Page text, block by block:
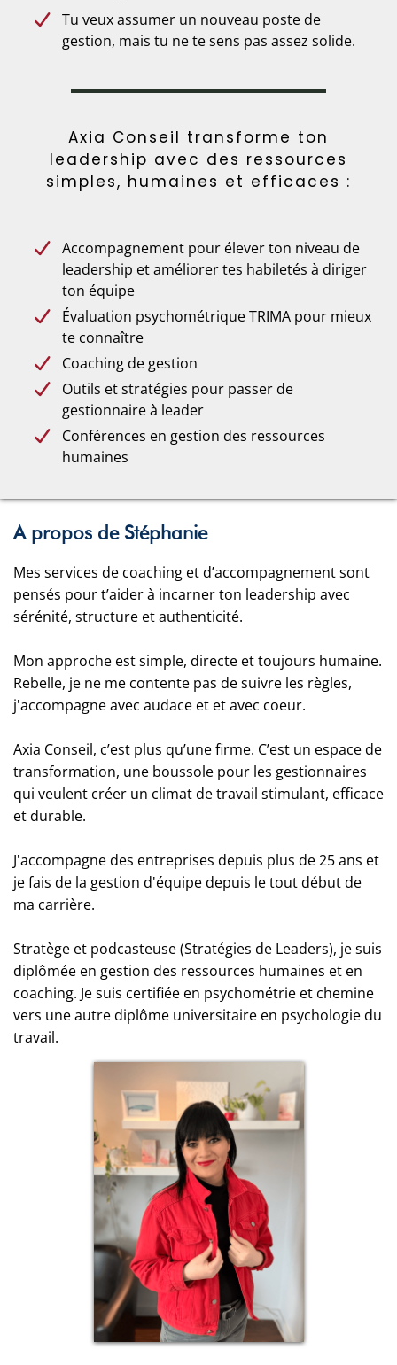
Tu veux assumer un nouveau poste de
gestion, mais tu ne te sens pas assez solide.
Axia Conseil transforme ton
leadership avec des ressources
simples, humaines et efficaces :
Accompagnement pour élever ton niveau de
leadership et améliorer tes habiletés à diriger
ton équipe
Évaluation psychométrique TRIMA pour mieux
te connaître
Coaching de gestion
Outils et stratégies pour passer de
gestionnaire à leader
Conférences en gestion des ressources
humaines
A propos de Stéphanie
Mes services de coaching et d’accompagnement sont
pensés pour t’aider à incarner ton leadership avec
sérénité, structure et authenticité.
Mon approche est simple, directe et toujours humaine.
Rebelle, je ne me contente pas de suivre les règles,
j'accompagne avec audace et et avec coeur.
Axia Conseil, c’est plus qu’une firme. C’est un espace de
transformation, une boussole pour les gestionnaires
qui veulent créer un climat de travail stimulant, efficace
et durable.
J'accompagne des entreprises depuis plus de 25 ans et
je fais de la gestion d'équipe depuis le tout début de
ma carrière.
Stratège et podcasteuse (Stratégies de Leaders), je suis
diplômée en gestion des ressources humaines et en
coaching. Je suis certifiée en psychométrie et chemine
vers une autre diplôme universitaire en psychologie du
travail.